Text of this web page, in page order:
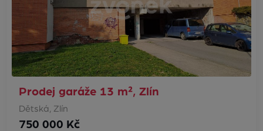
Prodej garáže 13 m², Zlín
Dětská, Zlín
750 000 Kč